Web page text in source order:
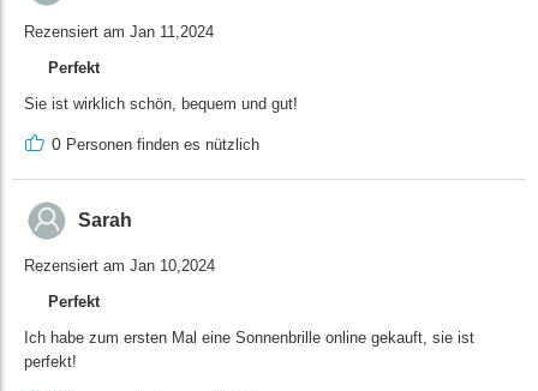
Rezensiert am Jan 11,2024
Perfekt
Sie ist wirklich schön, bequem und gut!
0 Personen finden es nützlich
Sarah
Rezensiert am Jan 10,2024
Perfekt
Ich habe zum ersten Mal eine Sonnenbrille online gekauft, sie ist
perfekt!